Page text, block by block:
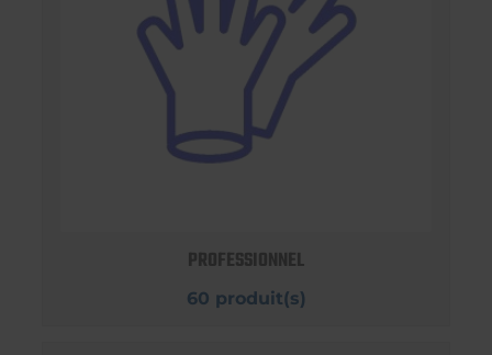
PROFESSIONNEL
60 produit(s)